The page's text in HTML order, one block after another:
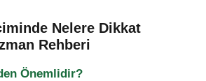
Nelere Dikkat
Rehberi
Önemlidir?